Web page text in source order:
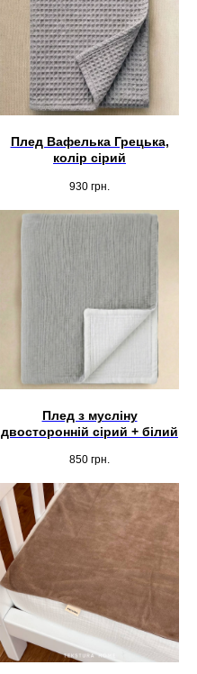
Плед Вафелька Грецька,
колір сірий
930 грн.
Плед з мусліну
двосторонній сірий + білий
850 грн.